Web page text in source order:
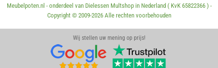
Meubelpoten.nl - onderdeel van Dielessen Multshop in Nederland ( KvK 65822366 ) -
Copyright © 2009-2026 Alle rechten voorbehouden
Wij stellen uw mening op prijs!